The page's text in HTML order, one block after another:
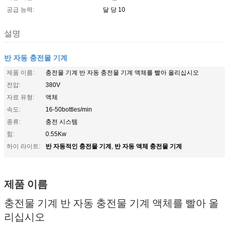
공급 능력:
달 당 10
설명
반 자동 충전물 기계
제품 이름:
충전물 기계 반 자동 충전물 기계 액체를 빨아 올리십시오
전압:
380V
자료 유형:
액체
속도:
16-50bottles/min
종류:
충전 시스템
힘:
0.55Kw
하이 라이트:
반 자동적인 충전물 기계, 반 자동 액체 충전물 기계
제품 이름
충전물 기계 반 자동 충전물 기계 액체를 빨아 올
리십시오